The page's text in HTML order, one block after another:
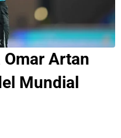
Omar Artan
Mundial